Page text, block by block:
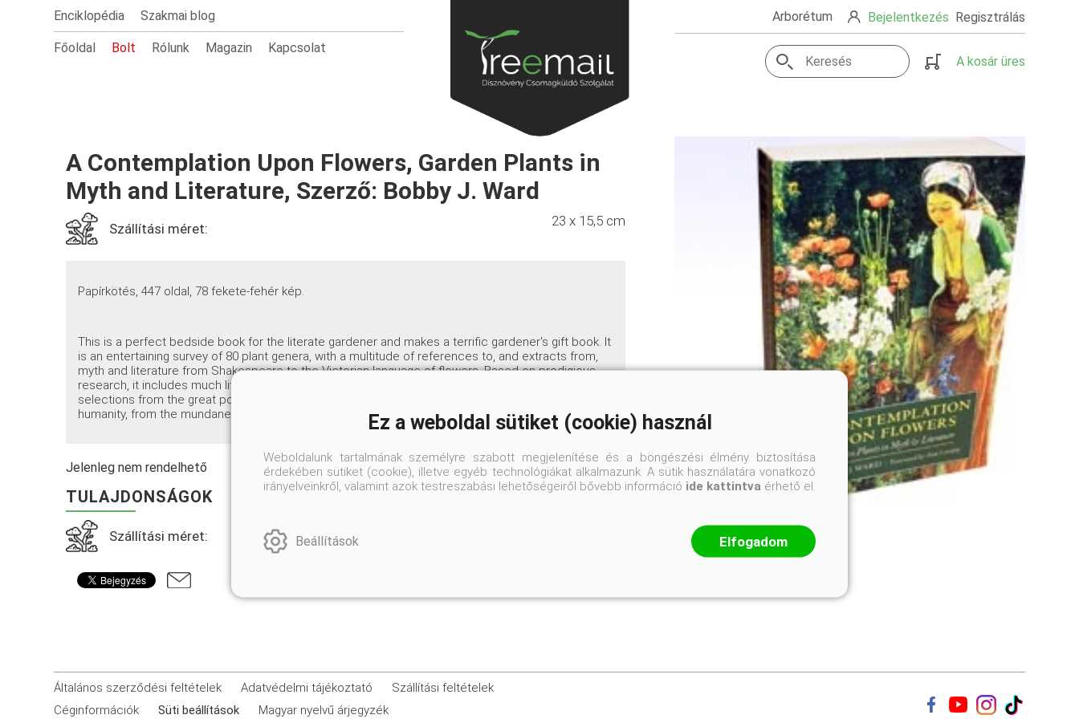
Enciklopédia Szakmai blog
Főoldal Bolt Rólunk Magazin Kapcsolat
Arborétum Bejelentkezés Regisztrálás
A kosár üres
A Contemplation Upon Flowers, Garden Plants in
Myth and Literature, Szerző: Bobby J. Ward
Szállítási méret: 23 x 15,5 cm
Papírkötés, 447 oldal, 78 fekete-fehér kép.
This is a perfect bedside book for the literate gardener and makes a terrific gardener's gift book. It
is an entertaining survey of 80 plant genera, with a multitude of references to, and extracts from,
myth and literature from Shakespeare to the Victorian language of flowers. Based on prodigious
research, it includes much literature that has fallen into undeserved obscurity, as well as
selections from the great poets. It is a delightful study of the influence of the world's flora on
humanity, from the mundane to the mystical.
Jelenleg nem rendelhető
TULAJDONSÁGOK
Szállítási méret:
Általános szerződési feltételek Adatvédelmi tájékoztató
Szállítási feltételek
Céginformációk
Süti beállítások Magyar nyelvű árjegyzék
Ez a weboldal sütiket (cookie) használ
Weboldalunk tartalmának személyre szabott megjelenítése és a böngészési élmény biztosítása
érdekében sütiket (cookie), illetve egyéb technológiákat alkalmazunk. A sütik használatára vonatkozó
irányelveinkről, valamint azok testreszabási lehetőségeiről bővebb információ ide kattintva érhető el.
Beállítások Elfogadom